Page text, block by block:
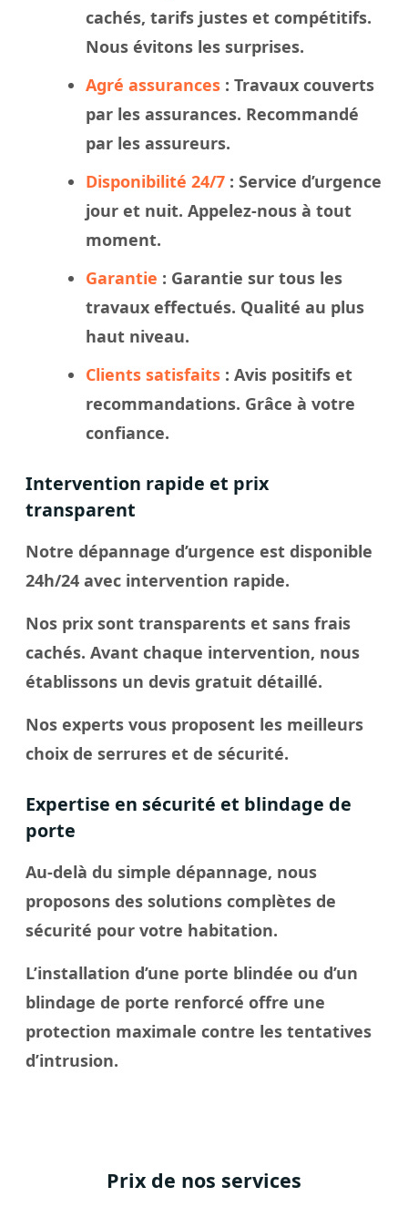
cachés, tarifs justes et compétitifs.
Nous évitons les surprises.
Agré assurances : Travaux couverts
par les assurances. Recommandé
par les assureurs.
Disponibilité 24/7 : Service d’urgence
jour et nuit. Appelez-nous à tout
moment.
Garantie : Garantie sur tous les
travaux effectués. Qualité au plus
haut niveau.
Clients satisfaits : Avis positifs et
recommandations. Grâce à votre
confiance.
Intervention rapide et prix
transparent
Notre dépannage d’urgence est disponible
24h/24 avec intervention rapide.
Nos prix sont transparents et sans frais
cachés. Avant chaque intervention, nous
établissons un devis gratuit détaillé.
Nos experts vous proposent les meilleurs
choix de serrures et de sécurité.
Expertise en sécurité et blindage de
porte
Au-delà du simple dépannage, nous
proposons des solutions complètes de
sécurité pour votre habitation.
L’installation d’une porte blindée ou d’un
blindage de porte renforcé offre une
protection maximale contre les tentatives
d’intrusion.
Prix de nos services